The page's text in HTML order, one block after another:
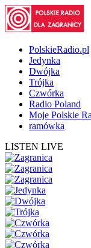
PolskieRadio.pl
Jedynka
Dwójka
Trójka
Czwórka
Radio Poland
Moje Polskie
ramówka
LISTEN LIVE